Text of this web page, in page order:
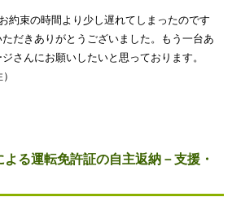
約束の時間より少し遅れてしまったのです
だきありがとうございました。もう一台あ
さんにお願いしたいと思っております。
よる運転免許証の自主返納－支援・